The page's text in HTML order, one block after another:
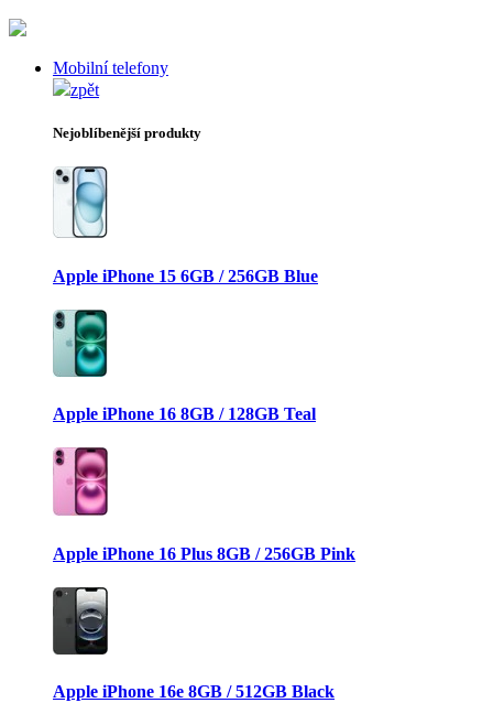
Mobilní telefony
zpět
Nejoblíbenější produkty
Apple iPhone 15 6GB / 256GB Blue
Apple iPhone 16 8GB / 128GB Teal
Apple iPhone 16 Plus 8GB / 256GB Pink
Apple iPhone 16e 8GB / 512GB Black